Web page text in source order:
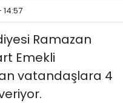
Ramazan
Emekli
vatandaşlara 4